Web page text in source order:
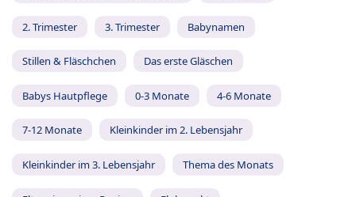
2. Trimester 3. Trimester Babynamen
Stillen & Fläschchen Das erste Gläschen
Babys Hautpflege 0-3 Monate 4-6 Monate
7-12 Monate Kleinkinder im 2. Lebensjahr
Kleinkinder im 3. Lebensjahr Thema des Monats